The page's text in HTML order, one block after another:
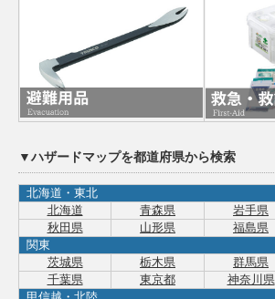
▼ハザードマップを都道府県から検索
北海道・東北
北海道
青森県 岩手県
秋田県
山形県
福島県
関東
茨城県
栃木県 群馬県
千葉県
東京都
神奈川県